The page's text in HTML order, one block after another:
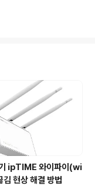
면
ipTIME 와이파이(wi
현상 해결 방법